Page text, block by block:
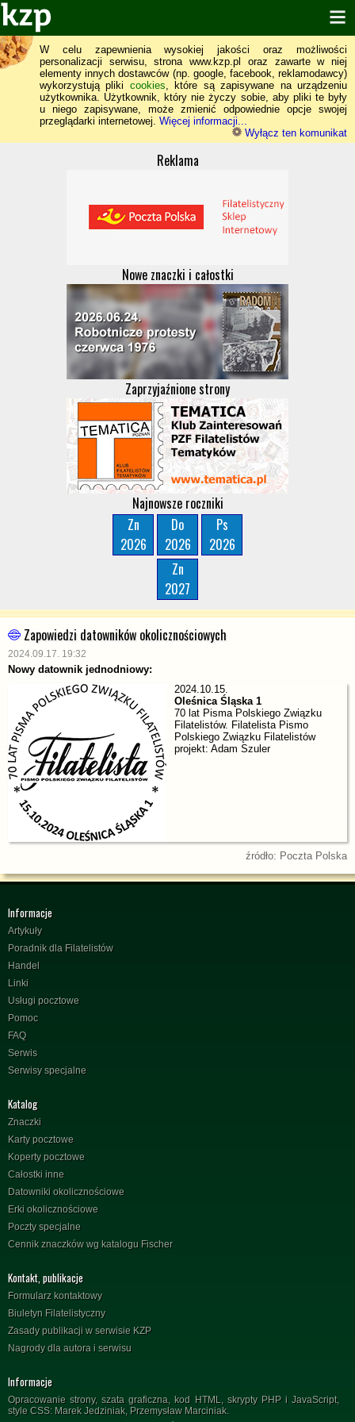
W celu zapewnienia wysokiej jakości oraz możliwości
personalizacji serwisu, strona www.kzp.pl oraz zawarte w niej
elementy innych dostawców (np. google, facebook, reklamodawcy)
wykorzystują pliki cookies, które są zapisywane na urządzeniu
użytkownika. Użytkownik, który nie życzy sobie, aby pliki te były
u niego zapisywane, może zmienić odpowiednie opcje swojej
przeglądarki internetowej. Więcej informacji...
Wyłącz ten komunikat
Reklama
Nowe znaczki i całostki
Zaprzyjaźnione strony
Najnowsze roczniki
Zn
2026
Do
2026
Ps
2026
Zn
2027
Zapowiedzi datowników okolicznościowych
2024.09.17. 19:32
Nowy datownik jednodniowy:
2024.10.15.
Oleśnica Śląska 1
70 lat Pisma Polskiego Związku
Filatelistów. Filatelista Pismo
Polskiego Związku Filatelistów
projekt: Adam Szuler
źródło: Poczta Polska
Informacje
Artykuły
Poradnik dla Filatelistów
Handel
Linki
Usługi pocztowe
Pomoc
FAQ
Serwis
Serwisy specjalne
Katalog
Znaczki
Karty pocztowe
Koperty pocztowe
Całostki inne
Datowniki okolicznościowe
Erki okolicznościowe
Poczty specjalne
Cennik znaczków wg katalogu Fischer
Kontakt, publikacje
Formularz kontaktowy
Biuletyn Filatelistyczny
Zasady publikacji w serwisie KZP
Nagrody dla autora i serwisu
Informacje
Opracowanie strony, szata graficzna, kod HTML, skrypty PHP i JavaScript,
style CSS: Marek Jedziniak, Przemysław Marciniak.